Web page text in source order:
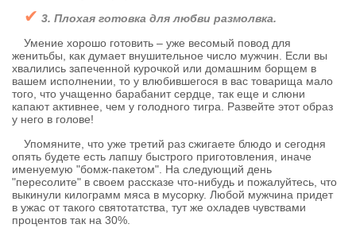
✔ 3. Плохая готовка для любви размолвка.
Умение хорошо готовить – уже весомый повод для
женитьбы, как думает внушительное число мужчин. Если вы
хвалились запеченной курочкой или домашним борщем в
вашем исполнении, то у влюбившегося в вас товарища мало
того, что учащенно барабанит сердце, так еще и слюни
капают активнее, чем у голодного тигра. Развейте этот образ
у него в голове!
Упомяните, что уже третий раз сжигаете блюдо и сегодня
опять будете есть лапшу быстрого приготовления, иначе
именуемую "бомж-пакетом". На следующий день
"пересолите" в своем рассказе что-нибудь и пожалуйтесь, что
выкинули килограмм мяса в мусорку. Любой мужчина придет
в ужас от такого святотатства, тут же охладев чувствами
процентов так на 30%.